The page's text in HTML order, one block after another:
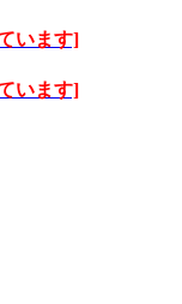
います]
います]